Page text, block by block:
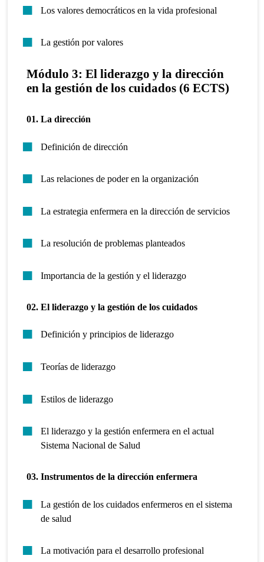
Los valores democráticos en la vida profesional
La gestión por valores
Módulo 3: El liderazgo y la dirección
en la gestión de los cuidados (6 ECTS)
01. La dirección
Definición de dirección
Las relaciones de poder en la organización
La estrategia enfermera en la dirección de servicios
La resolución de problemas planteados
Importancia de la gestión y el liderazgo
02. El liderazgo y la gestión de los cuidados
Definición y principios de liderazgo
Teorías de liderazgo
Estilos de liderazgo
El liderazgo y la gestión enfermera en el actual
Sistema Nacional de Salud
03. Instrumentos de la dirección enfermera
La gestión de los cuidados enfermeros en el sistema
de salud
La motivación para el desarrollo profesional